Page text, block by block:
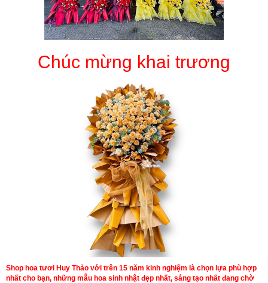
Chúc mừng khai trương
Shop hoa tươi Huy Thảo với trên 15 năm kinh nghiệm là chọn lựa phù hợp
nhất cho bạn, những mẫu hoa sinh nhật đẹp nhất, sáng tạo nhất đang chờ